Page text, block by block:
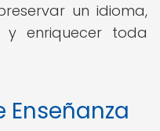
un idioma,
y enriquecer toda